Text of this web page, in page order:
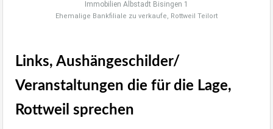
Ehemalige Bankfiliale zu verkaufe, Rottweil Teilort
Links, Aushängeschilder/
Veranstaltungen die für die Lage,
Rottweil sprechen